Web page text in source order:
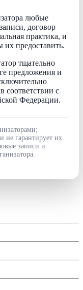
любые
договор
практика, и
их предоставить.
тщательно
предложения и
соответствии с
Федерации.
не гарантирует их
записи и